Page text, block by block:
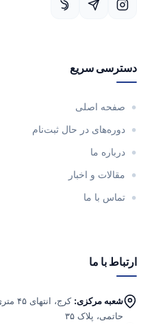
دسترسی سریع
صفحه اصلی
دوره‌های در حال ثبت‌نام
درباره ما
مقالات و اخبار
تماس با ما
ارتباط با ما
شعبه مرکزی:
حاتمی، پلاک ۳۵